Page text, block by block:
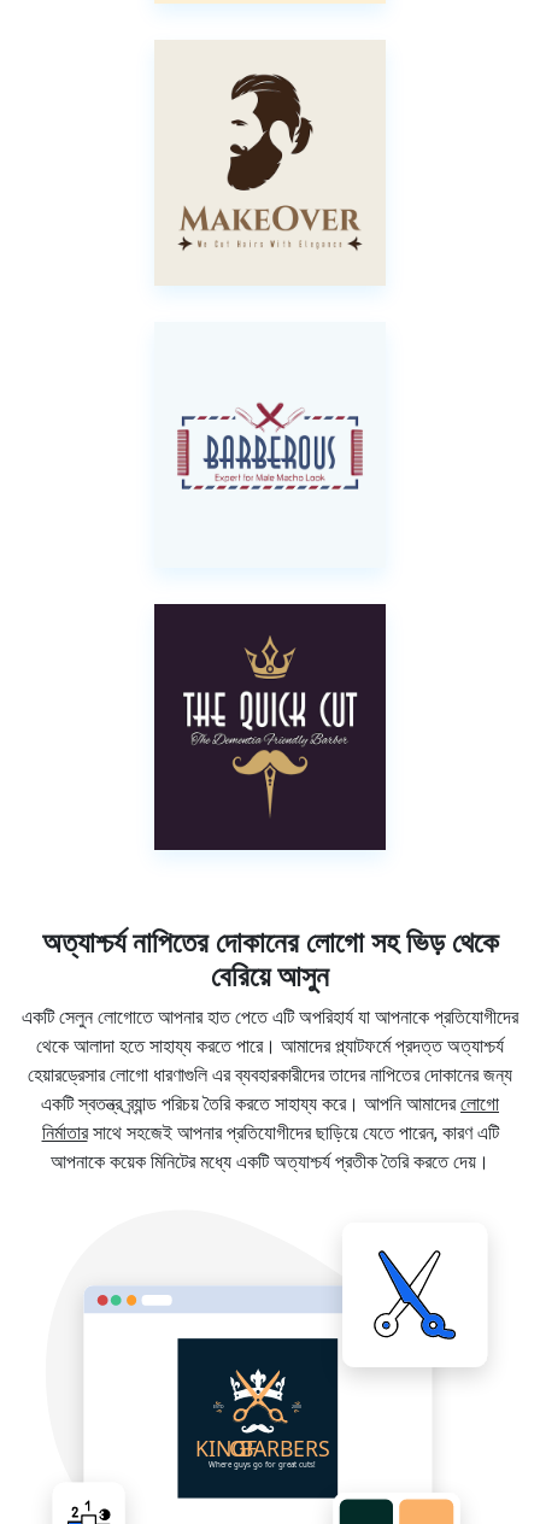
অত্যাশ্চর্য নাপিতের দোকানের লোগো সহ ভিড় থেকে
বেরিয়ে আসুন
একটি সেলুন লোগোতে আপনার হাত পেতে এটি অপরিহার্য যা আপনাকে প্রতিযোগীদের
থেকে আলাদা হতে সাহায্য করতে পারে। আমাদের প্ল্যাটফর্মে প্রদত্ত অত্যাশ্চর্য
হেয়ারড্রেসার লোগো ধারণাগুলি এর ব্যবহারকারীদের তাদের নাপিতের দোকানের জন্য
একটি স্বতন্ত্র ব্র্যান্ড পরিচয় তৈরি করতে সাহায্য করে। আপনি আমাদেরলোগো
নির্মাতারসাথে সহজেই আপনার প্রতিযোগীদের ছাড়িয়ে যেতে পারেন, কারণ এটি
আপনাকে কয়েক মিনিটের মধ্যে একটি অত্যাশ্চর্য প্রতীক তৈরি করতে দেয়।